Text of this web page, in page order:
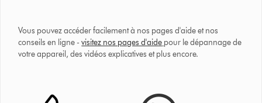
Vous pouvez accéder facilement à nos pages d'aide et nos
conseils en ligne -visitez nos pages d'aide pour le dépannage de
votre appareil, des vidéos explicatives et plus encore.